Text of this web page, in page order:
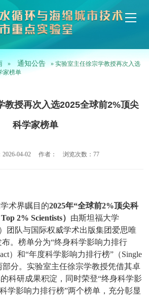
» 通知公告
» 实验室主任徐宗学教授再次入选
家榜单
教授再次入选2025全球前2%顶尖
科学家榜单
2026-04-02 作者： 浏览次数： 77
术界瞩目的2025年“全球前2%顶尖科
2% Scientists） 由斯坦福大学
）团队与国际权威学术出版集团爱思唯
。榜单分为“终身科学影响力排行
）和“年度科学影响力排行榜”（Single
部分。实验室主任徐宗学教授凭借其卓
科研成果积淀，同时荣登“终身科学影
学影响力排行榜”两个榜单，充分彰显